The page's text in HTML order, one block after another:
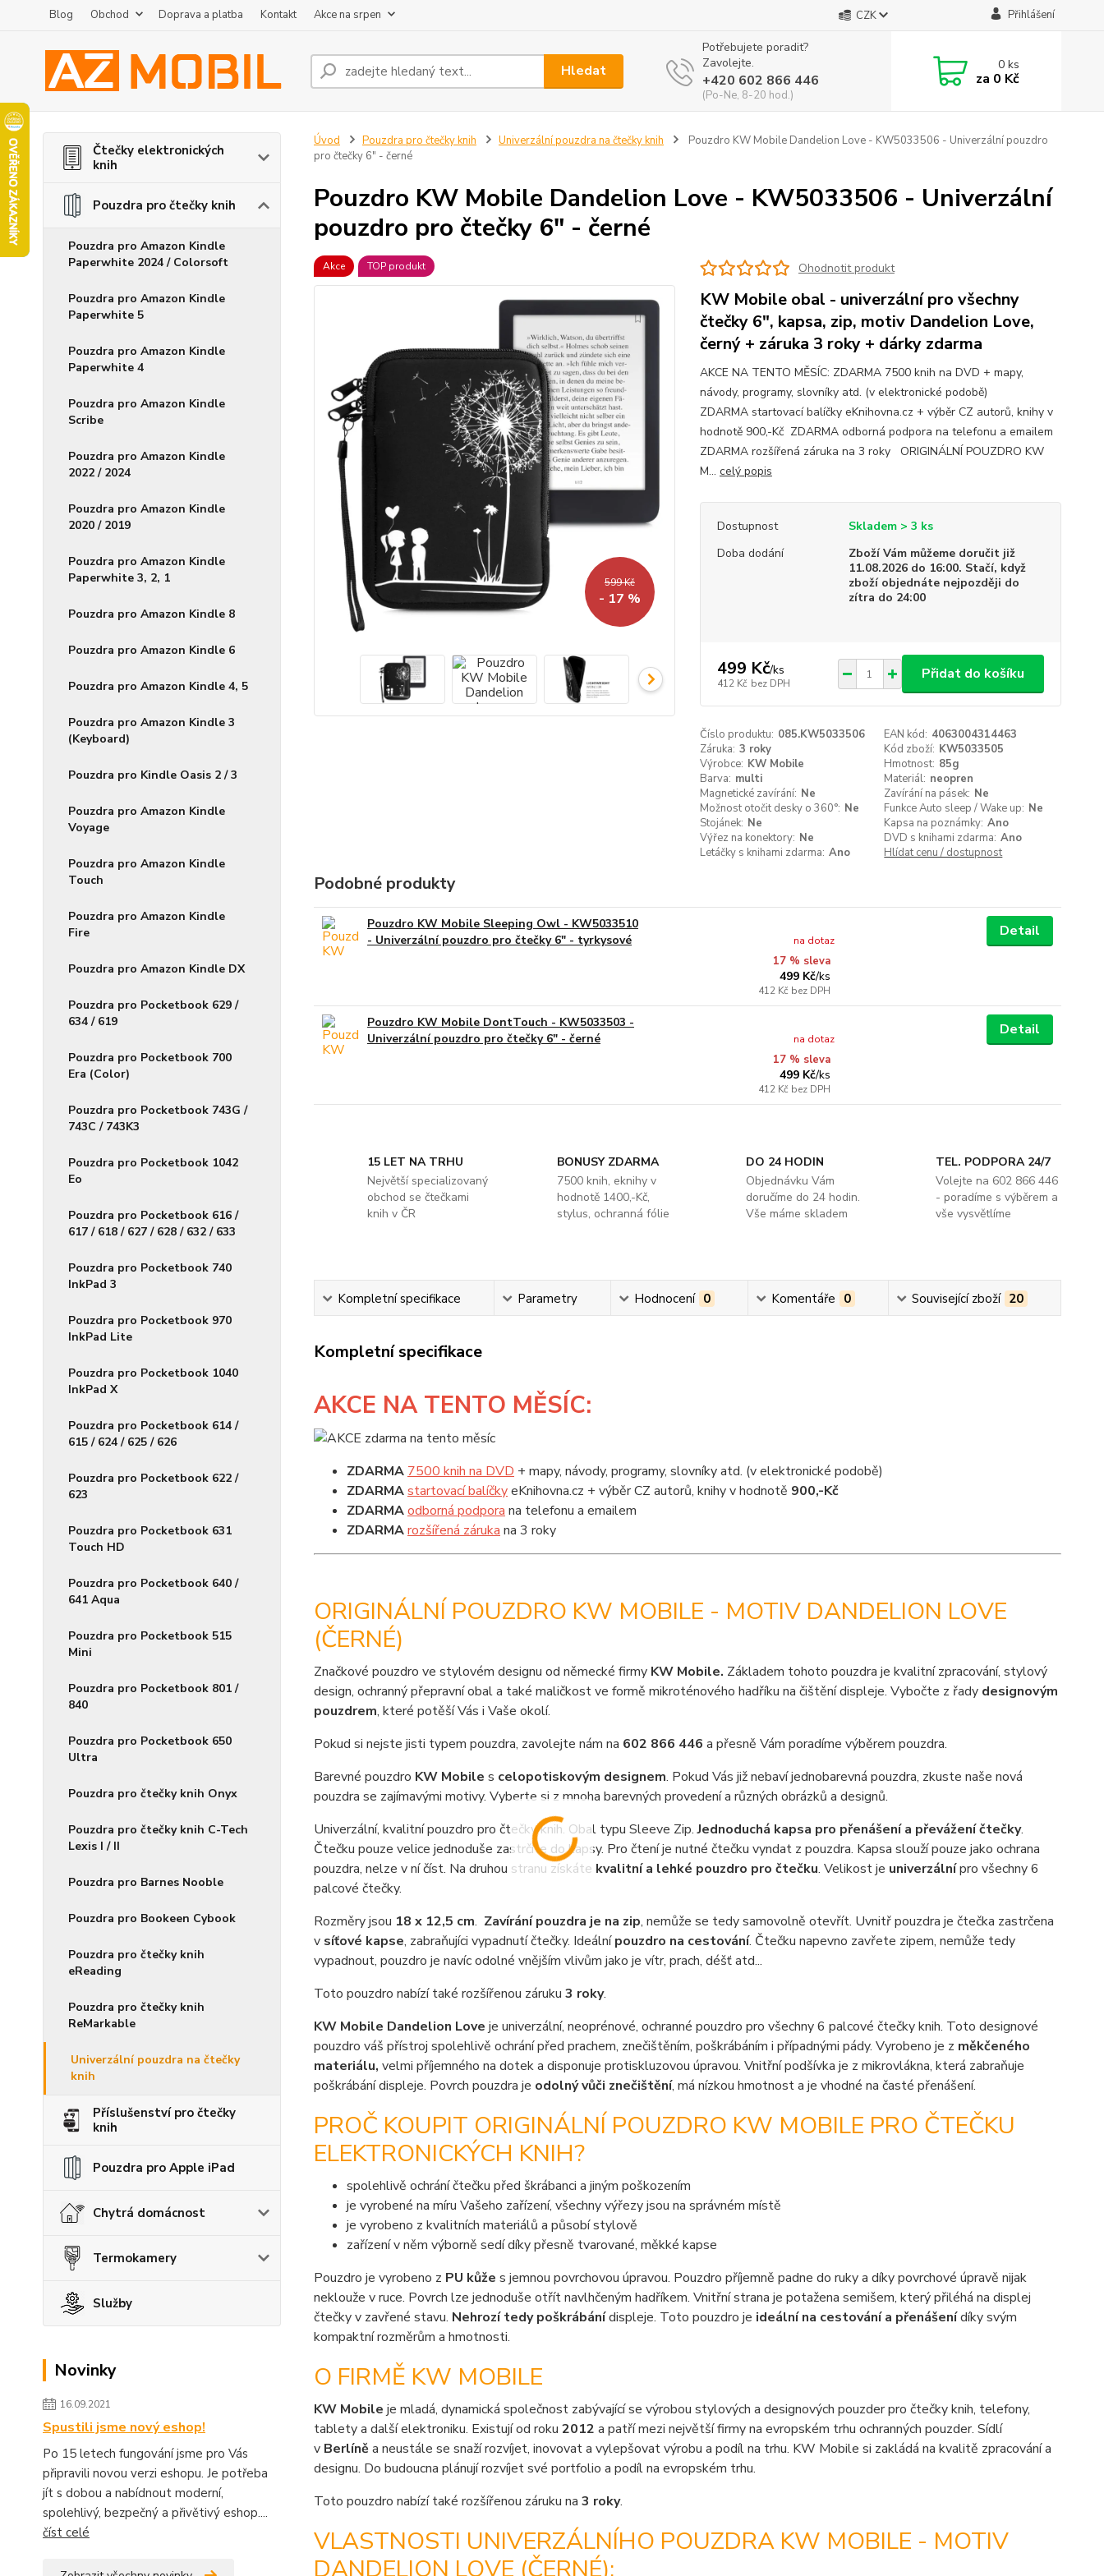
Blog Obchod Doprava a platba Kontakt Akce na srpen CZK Přihlášení
Hledat
Potřebujete poradit?
Zavolejte.
+420 602 866 446
(Po-Ne, 8-20 hod.)
0ks
za 0 Kč
Čtečky elektronických
knih
Pouzdra pro čtečky knih
Pouzdra pro Amazon Kindle
Paperwhite 2024 / Colorsoft
Pouzdra pro Amazon Kindle
Paperwhite 5
Pouzdra pro Amazon Kindle
Paperwhite 4
Pouzdra pro Amazon Kindle
Scribe
Pouzdra pro Amazon Kindle
2022 / 2024
Pouzdra pro Amazon Kindle
2020 / 2019
Pouzdra pro Amazon Kindle
Paperwhite 3, 2, 1
Pouzdra pro Amazon Kindle 8
Pouzdra pro Amazon Kindle 6
Pouzdra pro Amazon Kindle 4, 5
Pouzdra pro Amazon Kindle 3
(Keyboard)
Pouzdra pro Kindle Oasis 2 / 3
Pouzdra pro Amazon Kindle
Voyage
Pouzdra pro Amazon Kindle
Touch
Pouzdra pro Amazon Kindle
Fire
Pouzdra pro Amazon Kindle DX
Pouzdra pro Pocketbook 629 /
634 / 619
Pouzdra pro Pocketbook 700
Era (Color)
Pouzdra pro Pocketbook 743G /
743C / 743K3
Pouzdra pro Pocketbook 1042
Eo
Pouzdra pro Pocketbook 616 /
617 / 618 / 627 / 628 / 632 / 633
Pouzdra pro Pocketbook 740
InkPad 3
Pouzdra pro Pocketbook 970
InkPad Lite
Pouzdra pro Pocketbook 1040
InkPad X
Pouzdra pro Pocketbook 614 /
615 / 624 / 625 / 626
Pouzdra pro Pocketbook 622 /
623
Pouzdra pro Pocketbook 631
Touch HD
Pouzdra pro Pocketbook 640 /
641 Aqua
Pouzdra pro Pocketbook 515
Mini
Pouzdra pro Pocketbook 801 /
840
Pouzdra pro Pocketbook 650
Ultra
Pouzdra pro čtečky knih Onyx
Pouzdra pro čtečky knih C-Tech
Lexis I / II
Pouzdra pro Barnes Nooble
Pouzdra pro Bookeen Cybook
Pouzdra pro čtečky knih
eReading
Pouzdra pro čtečky knih
ReMarkable
Univerzální pouzdra na čtečky
knih
Příslušenství pro čtečky
knih
Pouzdra pro Apple iPad
Chytrá domácnost
Termokamery
Služby
Novinky
16.09.2021
Spustili jsme nový eshop!
Po 15 letech fungování jsme pro Vás
připravili novou verzi eshopu. Je potřeba
jít s dobou a nabídnout moderní,
spolehlivý, bezpečný a přivětivý eshop....
číst celé
Úvod Pouzdra pro čtečky knih Univerzální pouzdra na čtečky knih
Pouzdro KW Mobile Dandelion Love - KW5033506 - Univerzální pouzdro
pro čtečky 6" - černé
Pouzdro KW Mobile Dandelion Love - KW5033506 - Univerzální
pouzdro pro čtečky 6" - černé
Akce TOP produkt
599 Kč
- 17 %
Ohodnotit produkt
KW Mobile obal - univerzální pro všechny
čtečky 6", kapsa, zip, motiv Dandelion Love,
černý + záruka 3 roky + dárky zdarma
AKCE NA TENTO MĚSÍC: ZDARMA 7500 knih na DVD + mapy,
návody, programy, slovníky atd. (v elektronické podobě)
ZDARMA startovací balíčky eKnihovna.cz + výběr CZ autorů, knihy v
hodnotě 900,-Kč ZDARMA odborná podpora na telefonu a emailem
ZDARMA rozšířená záruka na 3 roky ORIGINÁLNÍ POUZDRO KW
M... celý popis
Dostupnost
Skladem > 3 ks
Doba dodání
Zboží Vám můžeme doručit již
11.08.2026 do 16:00. Stačí, když
zboží objednáte nejpozději do
zítra do 24:00
499 Kč/ks
412 Kč bez DPH
Přidat do košíku
Číslo produktu: 085.KW5033506 EAN kód: 4063004314463
Záruka: 3 roky Kód zboží: KW5033505
Výrobce: KW Mobile Hmotnost: 85g
Barva: multi Materiál: neopren
Magnetické zavírání: Ne Zavírání na pásek: Ne
Možnost otočit desky o 360°: Ne Funkce Auto sleep / Wake up: Ne
Stojánek: Ne Kapsa na poznámky: Ano
Výřez na konektory: Ne DVD s knihami zdarma: Ano
Letáčky s knihami zdarma: Ano Hlídat cenu / dostupnost
Podobné produkty
Pouzdro KW Mobile Sleeping Owl - KW5033510
- Univerzální pouzdro pro čtečky 6" - tyrkysové
17 % sleva
499 Kč/ks
412 Kč bez DPH
na dotaz
Detail
Pouzdro KW Mobile DontTouch - KW5033503 -
Univerzální pouzdro pro čtečky 6" - černé
17 % sleva
499 Kč/ks
412 Kč bez DPH
na dotaz
Detail
15 LET NA TRHU
Největší specializovaný
obchod se čtečkami
knih v ČR
BONUSY ZDARMA
7500 knih, eknihy v
hodnotě 1400,-Kč,
stylus, ochranná fólie
DO 24 HODIN
Objednávku Vám
doručíme do 24 hodin.
Vše máme skladem
TEL. PODPORA 24/7
Volejte na 602 866 446
- poradíme s výběrem a
vše vysvětlíme
Kompletní specifikace Parametry Hodnocení 0 Komentáře 0 Související zboží 20
Kompletní specifikace
AKCE NA TENTO MĚSÍC:
ZDARMA 7500 knih na DVD + mapy, návody, programy, slovníky atd. (v elektronické podobě)
ZDARMAstartovací balíčkyeKnihovna.cz + výběr CZ autorů, knihy v hodnotě 900,-Kč
ZDARMAodborná podpora na telefonu a emailem
ZDARMArozšířená záruka na 3 roky
ORIGINÁLNÍ POUZDRO KW MOBILE - MOTIV DANDELION LOVE
(ČERNÉ)
Značkové pouzdro ve stylovém designu od německé firmy KW Mobile. Základem tohoto pouzdra je kvalitní zpracování, stylový
design, ochranný přepravní obal a také maličkost ve formě mikroténového hadříku na čištění displeje. Vybočte z řady designovým
pouzdrem, které potěší Vás i Vaše okolí.
Pokud si nejste jisti typem pouzdra, zavolejte nám na 602 866 446 a přesně Vám poradíme výběrem pouzdra.
Barevné pouzdro KW Mobile s celopotiskovým designem. Pokud Vás již nebaví jednobarevná pouzdra, zkuste naše nová
pouzdra se zajímavými motivy. Vyberte si z mnoha barevných provedení a různých obrázků a designů.
Univerzální, kvalitní pouzdro pro čtečky knih. Obal typu Sleeve Zip.Jednoduchá kapsa pro přenášení a převážení čtečky.
Čtečku pouze velice jednoduše zastrčíte do kapsy. Pro čtení je nutné čtečku vyndat z pouzdra. Kapsa slouží pouze jako ochrana
pouzdra, nelze v ní číst. Na druhou stranu získáte kvalitní a lehké pouzdro pro čtečku. Velikost je univerzálnípro všechny 6
palcové čtečky.
Rozměry jsou 18 x 12,5 cm. Zavírání pouzdra je na zip, nemůže se tedy samovolně otevřít. Uvnitř pouzdra je čtečka zastrčena
v síťové kapse, zabraňujíci vypadnutí čtečky. Ideálnípouzdro na cestování. Čtečku napevno zavřete zipem, nemůže tedy
vypadnout, pouzdro je navíc odolné vnějším vlivům jako je vítr, prach, déšť atd...
Toto pouzdro nabízí také rozšířenou záruku 3 roky.
KW Mobile Dandelion Love je univerzální, neoprénové, ochranné pouzdro pro všechny 6 palcové čtečky knih. Toto designové
pouzdro váš přístroj spolehlivě ochrání před prachem, znečištěním, poškrábáním i případnými pády. Vyrobeno je z měkčeného
materiálu, velmi příjemného na dotek a disponuje protiskluzovou úpravou. Vnitřní podšívka je z mikrovlákna, která zabraňuje
poškrábání displeje. Povrch pouzdra je odolný vůči znečištění, má nízkou hmotnost a je vhodné na časté přenášení.
PROČ KOUPIT ORIGINÁLNÍ POUZDRO KW MOBILE PRO ČTEČKU
ELEKTRONICKÝCH KNIH?
spolehlivě ochrání čtečku před škrábanci a jiným poškozením
je vyrobené na míru Vašeho zařízení, všechny výřezy jsou na správném místě
je vyrobeno z kvalitních materiálů a působí stylově
zařízení v něm výborně sedí díky přesně tvarované, měkké kapse
Pouzdro je vyrobeno z PU kůže s jemnou povrchovou úpravou. Pouzdro příjemně padne do ruky a díky povrchové úpravě nijak
neklouže v ruce. Povrch lze jednoduše otřít navlhčeným hadříkem. Vnitřní strana je potažena semišem, který přiléhá na displej
čtečky v zavřené stavu. Nehrozí tedy poškrábánídispleje. Toto pouzdro je ideální na cestování a přenášenídíky svým
kompaktní rozměrům a hmotnosti.
O FIRMĚ KW MOBILE
KW Mobile je mladá, dynamická společnost zabývající se výrobou stylových a designových pouzder pro čtečky knih, telefony,
tablety a další elektroniku. Existují od roku 2012 a patří mezi největší firmy na evropském trhu ochranných pouzder. Sídlí
v Berlíně a neustále se snaží rozvíjet, inovovat a vylepšovat výrobu a podíl na trhu. KW Mobile si zakládá na kvalitě zpracování a
designu. Do budoucna plánují rozvíjet své portfolio a podíl na evropském trhu.
Toto pouzdro nabízí také rozšířenou záruku na 3 roky.
VLASTNOSTI UNIVERZÁLNÍHO POUZDRA KW MOBILE - MOTIV
DANDELION LOVE (ČERNÉ):